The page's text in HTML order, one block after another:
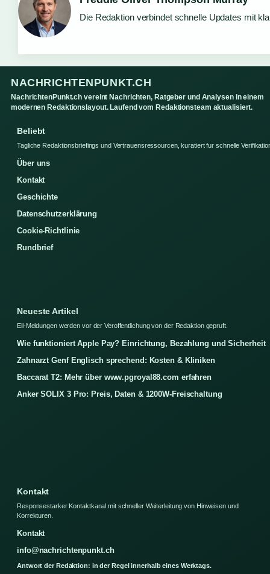
Die Redaktion verbindet schnelle Updates mit
NACHRICHTENPUNKT.CH
NachrichtenPunkt.ch vereint Nachrichten, Ratgeber und Analysen in einem
modernen Redaktionslayout. Laufend vom Redaktionsteam aktualisiert.
Beliebt
Tagliche Redaktionsbriefings und Vertrauensressourcen, kuratiert fur schnelle
Über uns
Kontakt
Geschichte
Datenschutzerklärung
Cookie-Richtlinie
Rundbrief
Neueste Artikel
Eil-Meldungen werden vor der Veroffentlichung von der Redaktion gepruft.
Wie funktioniert Apple Pay? Einrichtung, Bezahlung und Sicherheit
Zahnarzt Genf Englisch sprechend: Kosten & Kliniken
Baccarat T2: Mehr über www.pgroyal88.com erfahren
Anker SOLIX 3 Pro: Preis, Daten & 1200W-Freischaltung
Kontakt
Responsestarker Kontaktkanal mit schneller Weiterleitung von Hinweisen und
Korrekturen.
Kontakt
info@nachrichtenpunkt.ch
Antwort der Redaktion: in der Regel innerhalb eines Werktags.